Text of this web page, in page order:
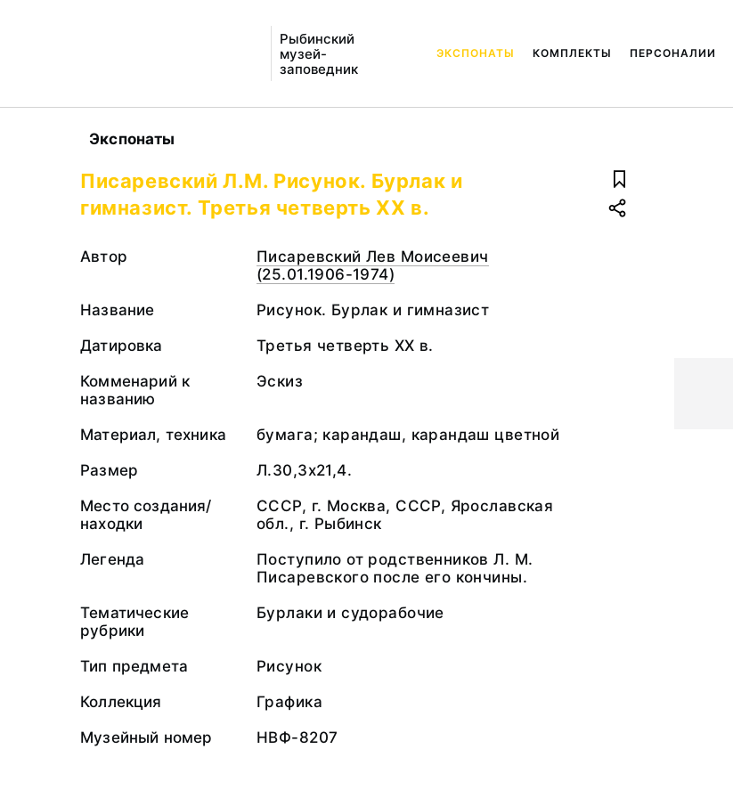
Рыбинский
музей-
заповедник
ЭКСПОНАТЫ КОМПЛЕКТЫ ПЕРСОНАЛИИ
Экспонаты
Писаревский Л.М. Рисунок. Бурлак и
гимназист. Третья четверть XX в.
Автор
Писаревский Лев Моисеевич
(25.01.1906-1974)
Название
Рисунок. Бурлак и гимназист
Датировка
Третья четверть XX в.
Комменарий к
названию
Эскиз
Материал, техника
бумага; карандаш, карандаш цветной
Размер
Л.30,3x21,4.
Место создания/
находки
СССР, г. Москва, СССР, Ярославская
обл., г. Рыбинск
Легенда
Поступило от родственников Л. М.
Писаревского после его кончины.
Тематические
рубрики
Бурлаки и судорабочие
Тип предмета
Рисунок
Коллекция
Графика
Музейный номер
НВФ-8207